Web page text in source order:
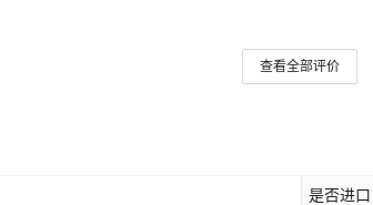
查看全部评价
是否进口